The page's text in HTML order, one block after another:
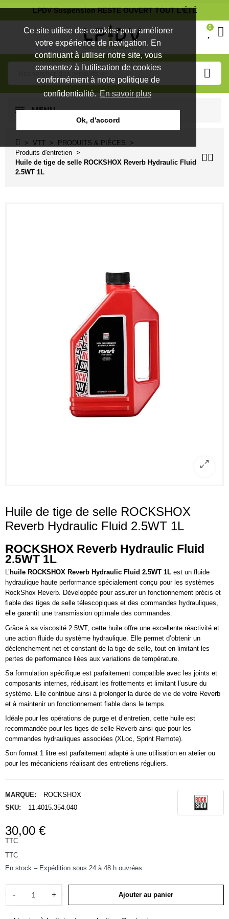
Ce site utilise des cookies pour améliorer
votre expérience de navigation. En
continuant à utiliser notre site, vous
consentez à l'utilisation de cookies
conformément à notre politique de
confidentialité.En savoir plus
Ok, d'accord
LPDV Suspension RESTE OUVERT TOUT L'ÉTÉ
0
MENU
VTT
PRODUITS & PIÈCES
Produits d'entretien
Huile de tige de selle ROCKSHOX Reverb Hydraulic Fluid
2.5WT 1L
Huile de tige de selle ROCKSHOX
Reverb Hydraulic Fluid 2.5WT 1L
ROCKSHOX Reverb Hydraulic Fluid
2.5WT 1L
L’ huile ROCKSHOX Reverb Hydraulic Fluid 2.5WT 1L est un fluide
hydraulique haute performance spécialement conçu pour les systèmes
RockShox Reverb. Développée pour assurer un fonctionnement précis et
fiable des tiges de selle télescopiques et des commandes hydrauliques,
elle garantit une transmission optimale des commandes.
Grâce à sa viscosité 2.5WT, cette huile offre une excellente réactivité et
une action fluide du système hydraulique. Elle permet d’obtenir un
déclenchement net et constant de la tige de selle, tout en limitant les
pertes de performance liées aux variations de température.
Sa formulation spécifique est parfaitement compatible avec les joints et
composants internes, réduisant les frottements et limitant l’usure du
système. Elle contribue ainsi à prolonger la durée de vie de votre Reverb
et à maintenir un fonctionnement fiable dans le temps.
Idéale pour les opérations de purge et d’entretien, cette huile est
recommandée pour les tiges de selle Reverb ainsi que pour les
commandes hydrauliques associées (XLoc, Sprint Remote).
Son format 1 litre est parfaitement adapté à une utilisation en atelier ou
pour les mécaniciens réalisant des entretiens réguliers.
MARQUE:
ROCKSHOX
SKU:
11.4015.354.040
30,00 €
TTC
TTC
En stock – Expédition sous 24 à 48 h ouvrées
- + Ajouter au panier